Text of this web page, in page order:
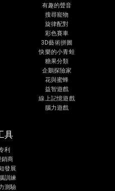
有趣的聲音
搜尋寵物
旋律配對
彩色賽車
3D藝術拼圖
快樂的小青蛙
糖果分類
企鵝探險家
花與蜜蜂
益智遊戲
線上記憶遊戲
腦力遊戲
具
利
銷商
發展
訓練
測驗